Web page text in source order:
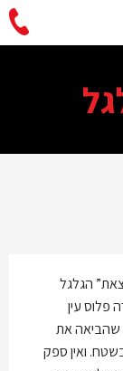
הגלגל
פלוס עין
שהביאה את
ואין ספק